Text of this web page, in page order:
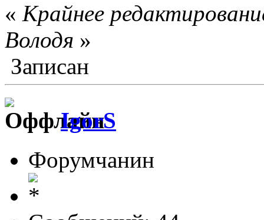
« Крайнее
Володя »
Записан
IgorS
Форумчанин